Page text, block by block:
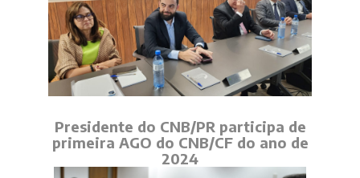
Presidente do CNB/PR participa de
primeira AGO do CNB/CF do ano de
2024